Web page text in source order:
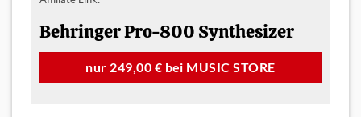
Behringer Pro-800 Synthesizer
nur 249,00 € bei MUSIC STORE